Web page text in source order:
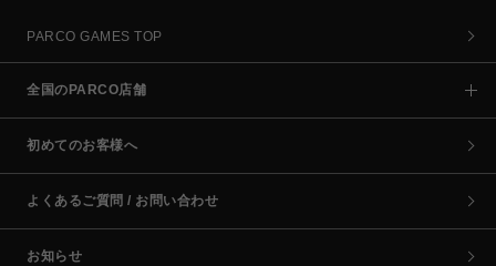
PARCO GAMES TOP
全国のPARCO店舗
初めてのお客様へ
よくあるご質問 / お問い合わせ
お知らせ